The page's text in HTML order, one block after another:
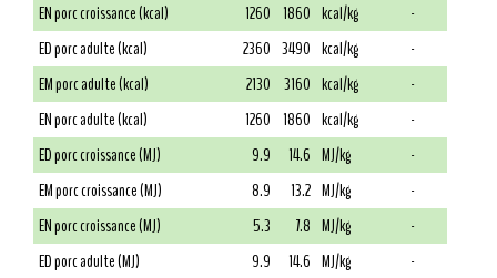
EN porc croissance (kcal)
1260 1860 kcal/kg
-
ED porc adulte (kcal)
2360 3490 kcal/kg
-
EM porc adulte (kcal)
2130 3160 kcal/kg
-
EN porc adulte (kcal)
1260 1860 kcal/kg
-
ED porc croissance (MJ)
9.9 14.6 MJ/kg
-
EM porc croissance (MJ)
8.9 13.2 MJ/kg
-
EN porc croissance (MJ)
5.3 7.8 MJ/kg
-
ED porc adulte (MJ)
9.9 14.6 MJ/kg
-